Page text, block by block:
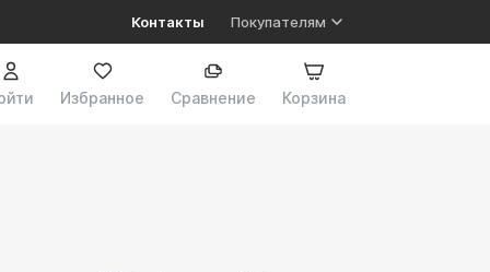
Контакты Покупателям
Избранное Сравнение Корзина